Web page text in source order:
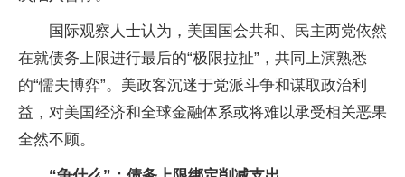
国际观察人士认为，美国国会共和、民主两党依然
在就债务上限进行最后的“极限拉扯”，共同上演熟悉
的“懦夫博弈”。美政客沉迷于党派斗争和谋取政治利
益，对美国经济和全球金融体系或将难以承受相关恶果
全然不顾。